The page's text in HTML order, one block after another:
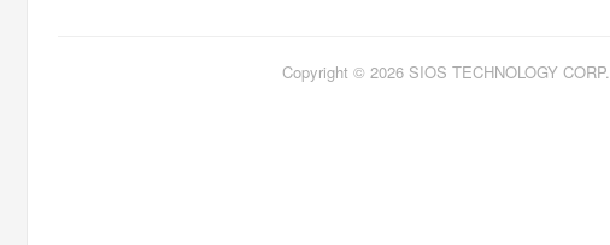
Copyright © 2026 SIOS TECHNOLOGY CORP.